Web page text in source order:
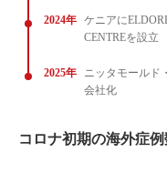
2024年 ケニアに
CENTREを設立
2025年
ニッタモールド
会社化
コロナ初期の海外症